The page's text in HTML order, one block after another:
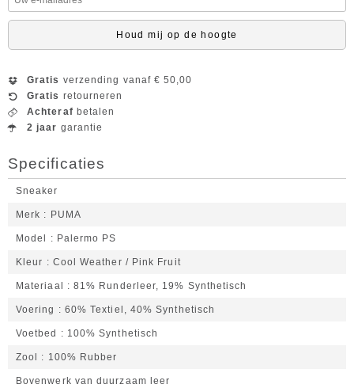
Houd mij op de hoogte
Gratis verzending vanaf € 50,00
Gratis retourneren
Achteraf betalen
2 jaar garantie
Specificaties
Sneaker
Merk PUMA
Model Palermo PS
Kleur Cool Weather / Pink Fruit
Materiaal 81% Runderleer, 19% Synthetisch
Voering 60% Textiel, 40% Synthetisch
Voetbed 100% Synthetisch
Zool 100% Rubber
Bovenwerk van duurzaam leer